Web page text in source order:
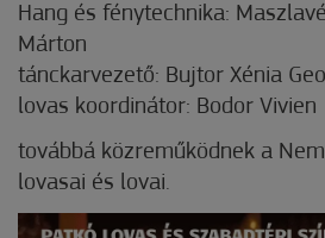
Hang és fénytechnika:
Márton
tánckarvezető: Bujtor Xénia
lovas koordinátor: Bodor Vivien
továbbá közreműködnek a
lovasai és lovai.